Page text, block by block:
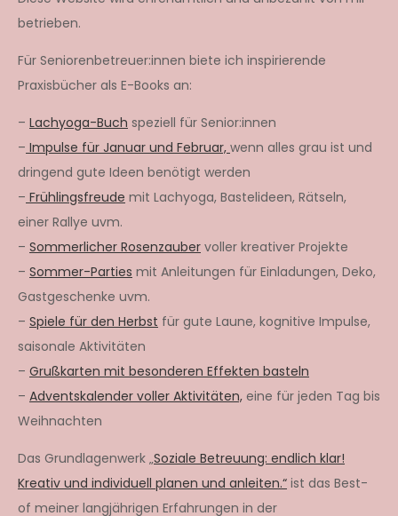
betrieben.
Für Seniorenbetreuer:innen biete ich inspirierende
Praxisbücher als E-Books an:
– Lachyoga-Buch speziell für Senior:innen
– Impulse für Januar und Februar, wenn alles grau ist und
dringend gute Ideen benötigt werden
– Frühlingsfreude mit Lachyoga, Bastelideen, Rätseln,
einer Rallye uvm.
– Sommerlicher Rosenzauber voller kreativer Projekte
– Sommer-Parties mit Anleitungen für Einladungen, Deko,
Gastgeschenke uvm.
– Spiele für den Herbst für gute Laune, kognitive Impulse,
saisonale Aktivitäten
– Grußkarten mit besonderen Effekten basteln
– Adventskalender voller Aktivitäten, eine für jeden Tag bis
Weihnachten
Das Grundlagenwerk „Soziale Betreuung: endlich klar!
Kreativ und individuell planen und anleiten.“ ist das Best-
of meiner langjährigen Erfahrungen in der